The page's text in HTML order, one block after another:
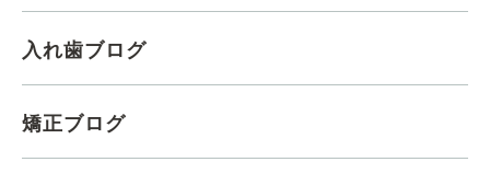
入れ歯ブログ
矯正ブログ